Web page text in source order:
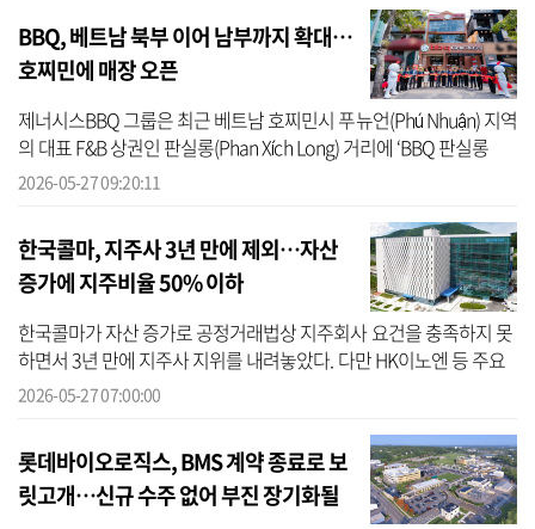
BBQ, 베트남 북부 이어 남부까지 확대…
호찌민에 매장 오픈
제너시스BBQ 그룹은 최근 베트남 호찌민시 푸뉴언(Phú Nhuận) 지역
의 대표 F&B 상권인 판실롱(Phan Xích Long) 거리에 ‘BBQ 판실롱
점’을 오픈했다고 27일 밝혔다. 이번에 오픈한 ‘BBQ 판실롱점’은 약
2026-05-27 09:20:11
한국콜마, 지주사 3년 만에 제외…자산
증가에 지주비율 50% 이하
한국콜마가 자산 증가로 공정거래법상 지주회사 요건을 충족하지 못
하면서 3년 만에 지주사 지위를 내려놓았다. 다만 HK이노엔 등 주요
자회사 지배력은 그대로 유지되는 만큼 그룹 지배구조 변화보다는 지
2026-05-27 07:00:00
롯데바이오로직스, BMS 계약 종료로 보
릿고개…신규 수주 없어 부진 장기화될